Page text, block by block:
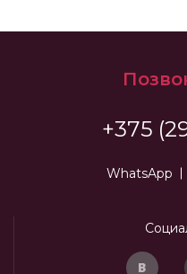
+375
WhatsApp